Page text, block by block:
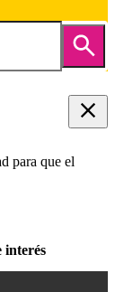
para que el
interés